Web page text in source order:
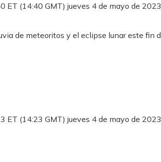
ET (14:40 GMT) jueves 4 de mayo de 2023
ET (14:23 GMT) jueves 4 de mayo de 2023